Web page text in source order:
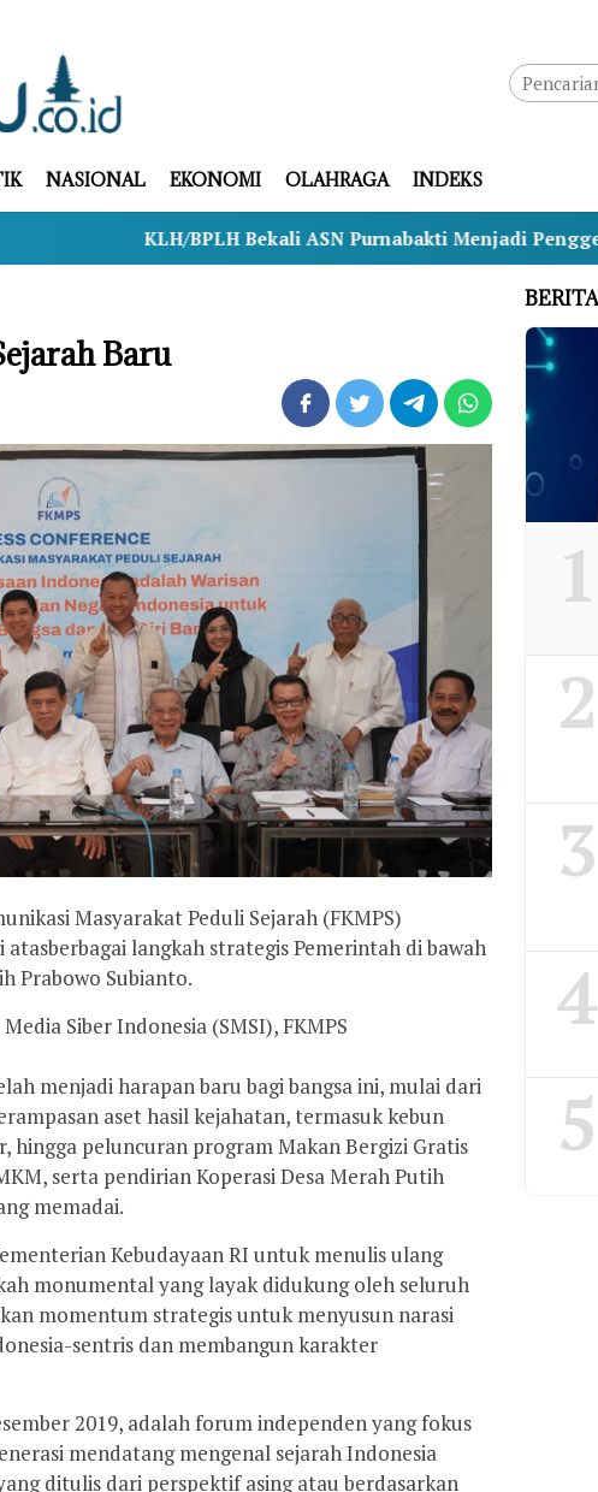
NASIONAL EKONOMI OLAHRAGA INDEKS
KLH/BPLH Bekali ASN Purnabakti Menjadi Penggerak
Baru
Masyarakat Peduli Sejarah (FKMPS)
langkah strategis Pemerintah di bawah
Prabowo Subianto.
Siber Indonesia (SMSI), FKMPS
menjadi harapan baru bagi bangsa ini, mulai dari
aset hasil kejahatan, termasuk kebun
hingga peluncuran program Makan Bergizi Gratis
serta pendirian Koperasi Desa Merah Putih
memadai.
Kebudayaan RI untuk menulis ulang
monumental yang layak didukung oleh seluruh
momentum strategis untuk menyusun narasi
sentris dan membangun karakter
2019, adalah forum independen yang fokus
mendatang mengenal sejarah Indonesia
ditulis dari perspektif asing atau berdasarkan
1
2
3
4
5